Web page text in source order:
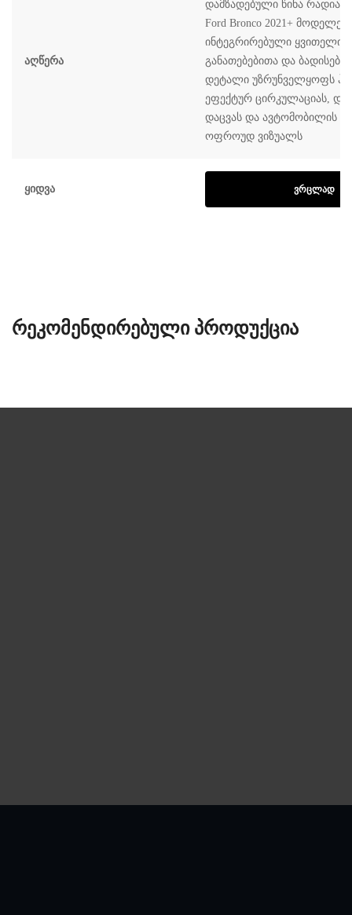
Აღწერა
დამზადებული წინა
Ford Bronco 2021+
ინტეგრირებული ყვითელი
განათებებითა და
დეტალი უზრუნველყოფს
ეფექტურ ცირკულაციას,
დაცვას და ავტომობილის
ოფროუდ ვიზუალს
Ყიდვა ᲕᲠᲪᲚᲐᲓ
ᲠᲔᲙᲝᲛᲔᲜᲓᲘᲠᲔᲑᲣᲚᲘ ᲞᲠᲝᲓᲣᲥᲪᲘᲐ